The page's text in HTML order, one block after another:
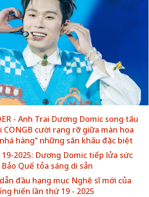
- Anh Trai Dương Domic song tấu
CONGB cười rạng rỡ giữa màn hoa
hàng” những sân khấu đặc biệt
19-2025: Dương Domic tiếp lửa sức
Bảo Quế tỏa sáng di sản
đầu hạng mục Nghệ sĩ mới của
hiến lần thứ 19 - 2025